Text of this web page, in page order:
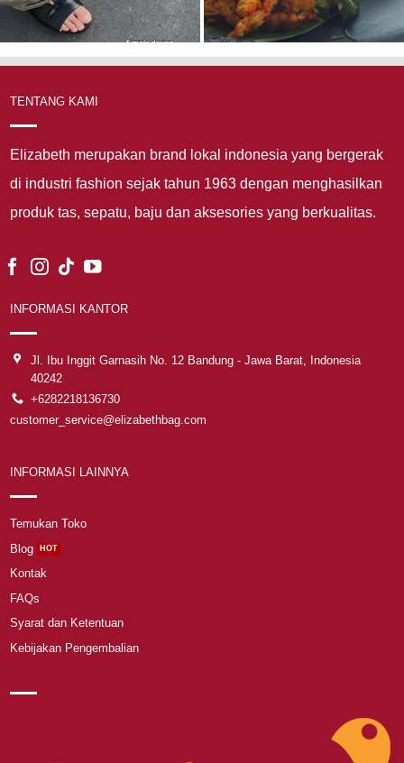
TENTANG KAMI
Elizabeth merupakan brand lokal indonesia yang bergerak
di industri fashion sejak tahun 1963 dengan menghasilkan
produk tas, sepatu, baju dan aksesories yang berkualitas.
INFORMASI KANTOR
Jl. Ibu Inggit Garnasih No. 12 Bandung - Jawa Barat, Indonesia
40242
+6282218136730
customer_service@elizabethbag.com
INFORMASI LAINNYA
Temukan Toko
Blog
Kontak
FAQs
Syarat dan Ketentuan
Kebijakan Pengembalian